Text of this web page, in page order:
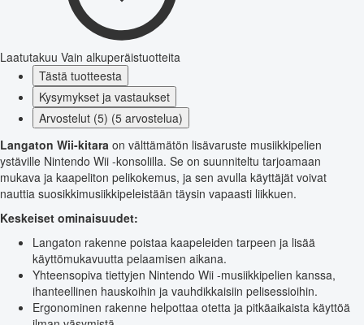
Laatutakuu Vain alkuperäistuotteita
Tästä tuotteesta
Kysymykset ja vastaukset
Arvostelut (5) (5 arvostelua)
Langaton Wii-kitara on välttämätön lisävaruste musiikkipelien
ystäville Nintendo Wii -konsolilla. Se on suunniteltu tarjoamaan
mukava ja kaapeliton pelikokemus, ja sen avulla käyttäjät voivat
nauttia suosikkimusiikkipeleistään täysin vapaasti liikkuen.
Keskeiset ominaisuudet:
Langaton rakenne poistaa kaapeleiden tarpeen ja lisää
käyttömukavuutta pelaamisen aikana.
Yhteensopiva tiettyjen Nintendo Wii -musiikkipelien kanssa,
ihanteellinen hauskoihin ja vauhdikkaisiin pelisessioihin.
Ergonominen rakenne helpottaa otetta ja pitkäaikaista käyttöä